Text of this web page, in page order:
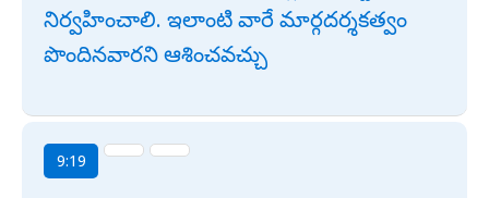
నిర్వహించాలి. ఇలాంటి వారే మార్గదర్శకత్వం
పొందినవారని ఆశించవచ్చు
9:19